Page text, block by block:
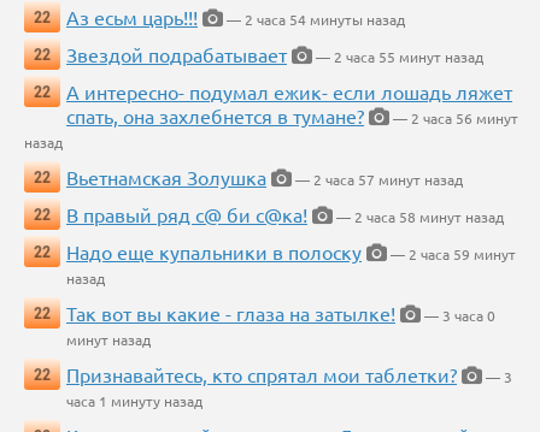
22
Аз есьм царь!!!
— 2 часа 54 минуты назад
22
Звездой подрабатывает
— 2 часа 55 минут назад
22
А интересно- подумал ежик- если лошадь ляжет
спать, она захлебнется в тумане?
— 2 часа 56 минут
назад
22
Вьетнамская Золушка
— 2 часа 57 минут назад
22
В правый ряд с@ би с@ка!
— 2 часа 58 минут назад
22
Надо еще купальники в полоску
— 2 часа 59 минут
назад
22
Так вот вы какие - глаза на затылке!
— 3 часа 0
минут назад
22
Признавайтесь, кто спрятал мои таблетки?
— 3
часа 1 минуту назад